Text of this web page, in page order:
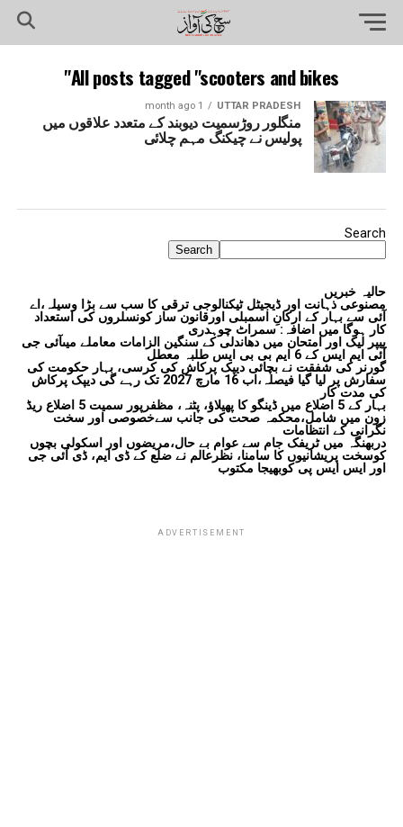
All posts tagged "scooters and bikes"
UTTAR PRADESH
1 month ago
منگلور روڑسمیت دیوبند کے متعدد علاقوں میں
پولیس نے چیکنگ مہم چلائی
Search
Search
حالیہ خبریں
مصنوعی ذہانت اور ڈیجیٹل ٹیکنالوجی ترقی کا سب سے بڑا وسیلہ،اے
آئی سے بہار کے ارکانِ اسمبلی اورقانون ساز کونسلروں کی استعداد
کار ہوگا میں اضافہ: سمراٹ چوہدری
پیپر لیک اور امتحان میں دھاندلی کے سنگین الزامات معاملے میںآئی جی
آئی ایم ایس کے 6 ایم بی بی ایس طلبہ معطل
گورنر کی شفقت نے بچائی دیپک پرکاش کی کرسی، بہار حکومت کی
سفارش پر لیا گیا فیصلہ،اب 16 مارچ 2027 تک رہے گی دیپک پرکاش
کی مدت کار
بہار کے 5 اضلاع میں ڈینگو کا پھیلاؤ، پٹنہ، مظفرپور سمیت 5 اضلاع ریڈ
زون میں شامل،محکمہ صحت کی جانب سےخصوصی اور سخت
نگرانی کے انتظامات
دربھنگہ میں ٹریفک جام سے عوام بے حال،مریضوں اور اسکولی بچوں
کوسخت پریشانیوں کا سامنا، نظرعالم نے ضلع کے ڈی ایم، ڈی آئی جی
اور ایس ایس پی کوبھیجا مکتوب
ADVERTISEMENT